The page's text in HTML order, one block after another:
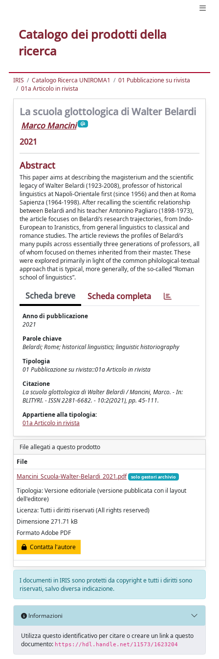
Catalogo dei prodotti della
ricerca
IRIS Catalogo Ricerca UNIROMA1
01 Pubblicazione su rivista
01a Articolo in rivista
La scuola glottologica di Walter Belardi
Marco Mancini
2021
Abstract
This paper aims at describing the magisterium and the scientific
legacy of Walter Belardi (1923-2008), professor of historical
linguistics at Napoli-Orientale first (since 1956) and then at Roma
Sapienza (1964-1998). After recalling the scientific relationship
between Belardi and his teacher Antonino Pagliaro (1898-1973),
the article focuses on Belardi’s research trajectories, from Indo-
European to Iranistics, from general linguistics to classical and
romance studies. The article reviews the profiles of Belardi’s
many pupils across essentially three generations of professors, all
of whom focused on themes inherited from their master. These
were explored primarily in light of the common philological-textual
approach that is typical, more generally, of the so-called “Roman
school of linguistics”.
Scheda breve Scheda completa
Anno di pubblicazione
2021
Parole chiave
Belardi; Rome; historical linguistics; linguistic historiography
Tipologia
01 Pubblicazione su rivista::01a Articolo in rivista
Citazione
La scuola glottologica di Walter Belardi / Mancini, Marco. - In:
BLITYRI. - ISSN 2281-6682. - 10:2(2021), pp. 45-111.
Appartiene alla tipologia:
01a Articolo in rivista
File allegati a questo prodotto
File
Mancini_Scuola-Walter-Belardi_2021.pdf
solo gestori archivio
Tipologia: Versione editoriale (versione pubblicata con il layout
dell'editore)
Licenza: Tutti i diritti riservati (All rights reserved)
Dimensione 271.71 kB
Formato Adobe PDF
Contatta l'autore
I documenti in IRIS sono protetti da copyright e tutti i diritti sono
riservati, salvo diversa indicazione.
Informazioni
Utilizza questo identificativo per citare o creare un link a questo
documento: https://hdl.handle.net/11573/1623204